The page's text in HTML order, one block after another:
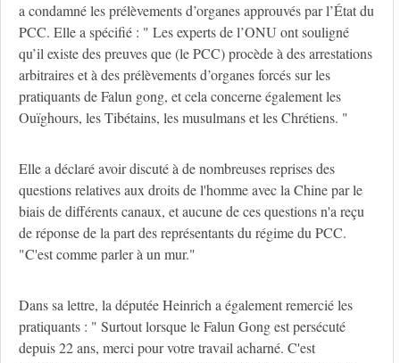
a condamné les prélèvements d’organes approuvés par l’État du
PCC. Elle a spécifié : " Les experts de l’ONU ont souligné
qu’il existe des preuves que (le PCC) procède à des arrestations
arbitraires et à des prélèvements d’organes forcés sur les
pratiquants de Falun gong, et cela concerne également les
Ouïghours, les Tibétains, les musulmans et les Chrétiens. "
Elle a déclaré avoir discuté à de nombreuses reprises des
questions relatives aux droits de l'homme avec la Chine par le
biais de différents canaux, et aucune de ces questions n'a reçu
de réponse de la part des représentants du régime du PCC.
"C'est comme parler à un mur."
Dans sa lettre, la députée Heinrich a également remercié les
pratiquants : " Surtout lorsque le Falun Gong est persécuté
depuis 22 ans, merci pour votre travail acharné. C'est